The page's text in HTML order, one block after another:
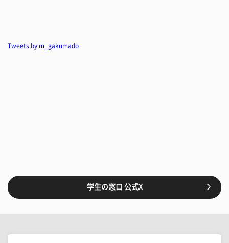
Tweets by m_gakumado
学生の窓口 公式X